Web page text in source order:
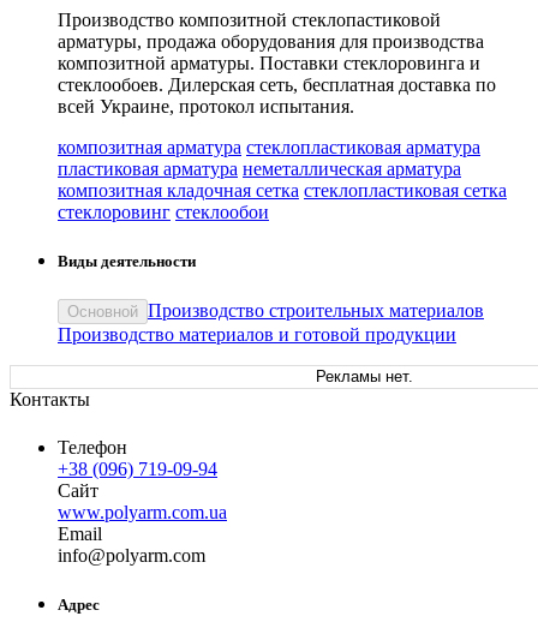
Производство композитной стеклопастиковой
арматуры, продажа оборудования для производства
композитной арматуры. Поставки стеклоровинга и
стеклообоев. Дилерская сеть, бесплатная доставка по
всей Украине, протокол испытания.
композитная арматура стеклопластиковая арматура
пластиковая арматура неметаллическая арматура
композитная кладочная сетка стеклопластиковая сетка
стеклоровинг стеклообои
Виды деятельности
Основной Производство строительных материалов
Производство материалов и готовой продукции
Рекламы нет.
Контакты
Телефон
+38 (096) 719-09-94
Сайт
www.polyarm.com.ua
Email
info@polyarm.com
Адрес